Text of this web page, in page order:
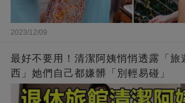
2023/12/09
最好不要用！清潔阿姨悄悄透露「旅
西」她們自己都嫌髒「別輕易碰」